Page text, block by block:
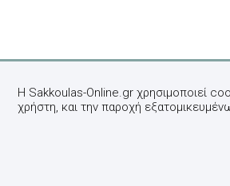
Η Sakkoulas-Online.gr χρησιμοποιεί
χρήστη, και την παροχή